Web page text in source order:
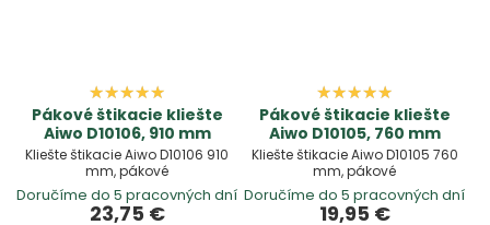
Pákové štikacie kliešte
Aiwo D10106, 910 mm
Kliešte štikacie Aiwo D10106 910
mm, pákové
Doručíme do 5 pracovných dní
23,75 €
Pákové štikacie kliešte
Aiwo D10105, 760 mm
Kliešte štikacie Aiwo D10105 760
mm, pákové
Doručíme do 5 pracovných dní
19,95 €